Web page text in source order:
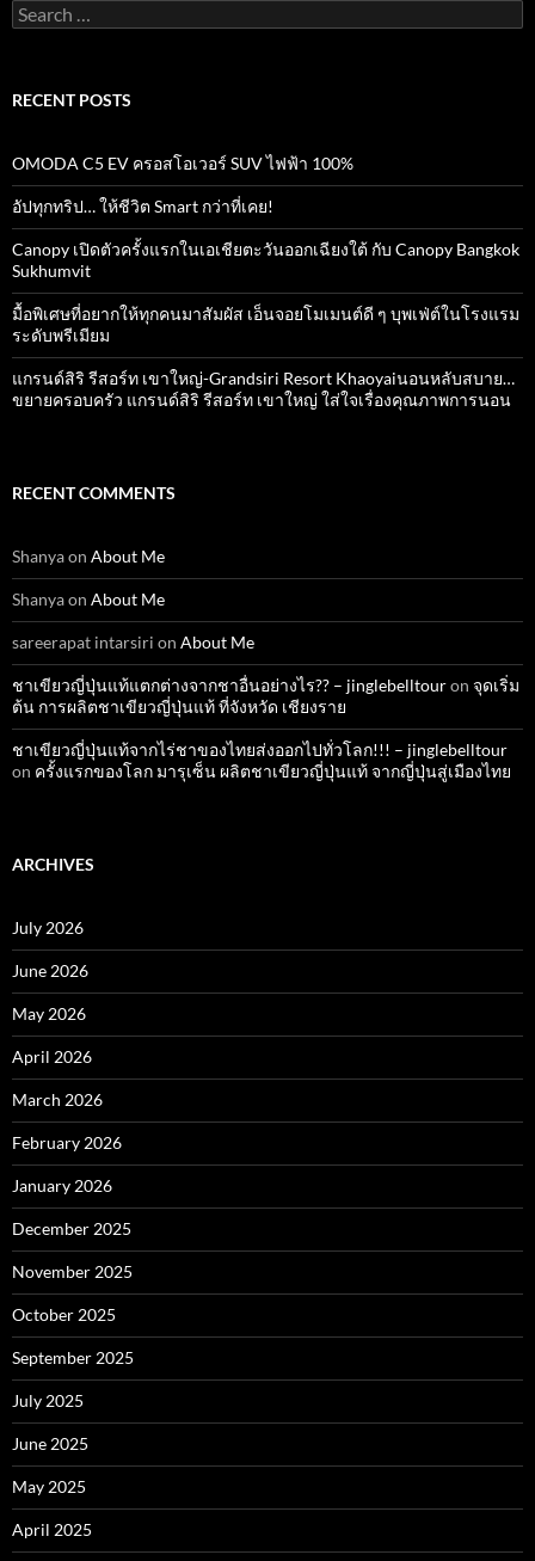
Search
for:
RECENT POSTS
OMODA C5 EV ครอสโอเวอร์ SUV ไฟฟ้า 100%
อัปทุกทริป… ให้ชีวิต Smart กว่าที่เคย!
Canopy เปิดตัวครั้งแรกในเอเชียตะวันออกเฉียงใต้ กับ Canopy Bangkok
Sukhumvit
มื้อพิเศษที่อยากให้ทุกคนมาสัมผัส เอ็นจอยโมเมนต์ดี ๆ บุพเฟ่ต์ในโรงแรม
ระดับพรีเมียม
แกรนด์สิริ​ รีสอร์ท​ เขาใหญ่​-Grandsiri​ Resort​ Khaoyaiนอนหลับสบาย…
ขยายครอบครัว แกรนด์สิริ รีสอร์ท เขาใหญ่ ใส่ใจเรื่องคุณภาพการนอน
RECENT COMMENTS
Shanyaon About Me
Shanyaon About Me
sareerapat intarsiri on About Me
ชาเขียวญี่ปุ่นแท้แตกต่างจากชาอื่นอย่างไร?? – jinglebelltouron จุดเริ่ม
ต้น การผลิตชาเขียวญี่ปุ่นแท้ ที่จังหวัด เชียงราย
ชาเขียวญี่ปุ่นแท้จากไร่ชาของไทยส่งออกไปทั่วโลก!!! – jinglebelltour
on ครั้งแรกของโลก มารุเซ็น ผลิตชาเขียวญี่ปุ่นแท้ จากญี่ปุ่นสู่เมืองไทย
ARCHIVES
July 2026
June 2026
May 2026
April 2026
March 2026
February 2026
January 2026
December 2025
November 2025
October 2025
September 2025
July 2025
June 2025
May 2025
April 2025